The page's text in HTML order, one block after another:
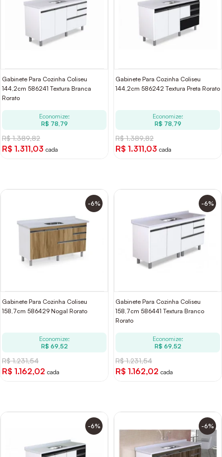
Gabinete Para Cozinha Coliseu
144,2cm 586241 Textura Branca
Rorato
Economize:
R$ 78,79
R$ 1.389,82
R$ 1.311,03 cada
Gabinete Para Cozinha Coliseu
144,2cm 586242 Textura Preta Rorato
Economize:
R$ 78,79
R$ 1.389,82
R$ 1.311,03 cada
-6%
Gabinete Para Cozinha Coliseu
158,7cm 586429 Nogal Rorato
Economize:
R$ 69,52
R$ 1.231,54
R$ 1.162,02 cada
-6%
Gabinete Para Cozinha Coliseu
158,7cm 586441 Textura Branco
Rorato
Economize:
R$ 69,52
R$ 1.231,54
R$ 1.162,02 cada
-6% -6%